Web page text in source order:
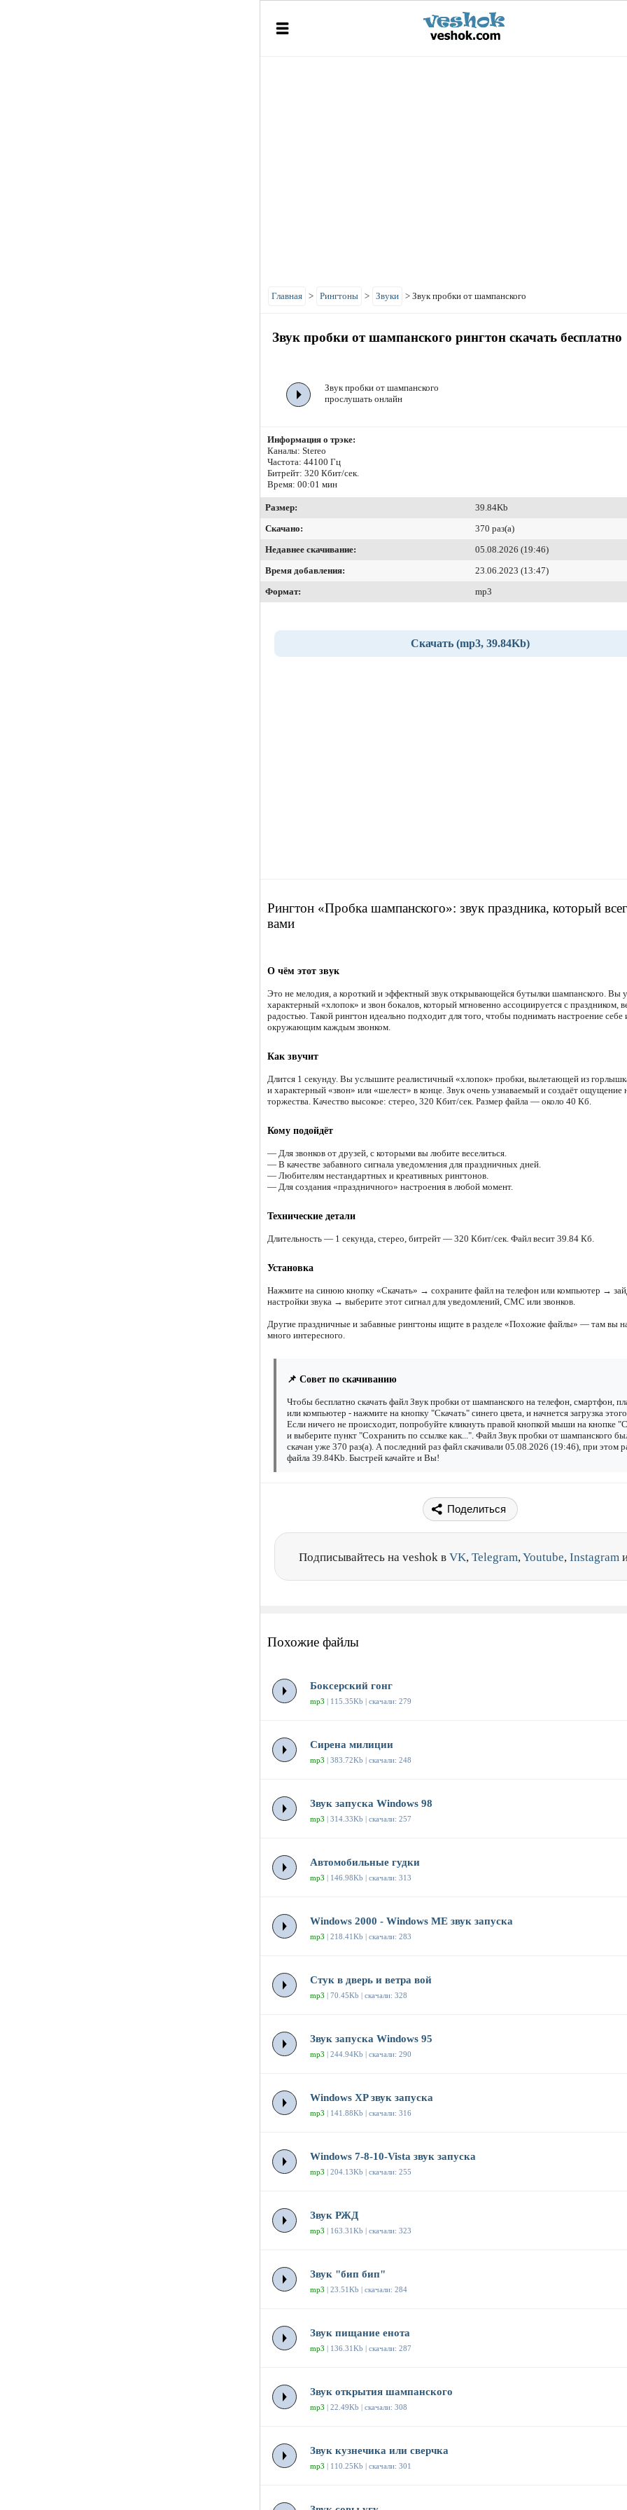
Главная > Рингтоны > Звуки > Звук пробки от шампанского
Звук пробки от шампанского рингтон скачать бесплатно
Звук пробки от шампанского
прослушать онлайн
Информация о трэке:
Каналы: Stereo
Частота: 44100 Гц
Битрейт: 320 Кбит/сек.
Время: 00:01 мин
Размер:
39.84Kb
Скачано:
370 раз(а)
Недавнее скачивание:
05.08.2026 (19:46)
Время добавления:
23.06.2023 (13:47)
Формат:
mp3
Скачать (mp3, 39.84Kb)
Рингтон «Пробка шампанского»: звук праздника, который
вами
О чём этот звук
Это не мелодия, а короткий и эффектный звук открывающейся бутылки шампанского. Вы
характерный «хлопок» и звон бокалов, который мгновенно ассоциируется с праздником,
радостью. Такой рингтон идеально подходит для того, чтобы поднимать настроение себе
окружающим каждым звонком.
Как звучит
Длится 1 секунду. Вы услышите реалистичный «хлопок» пробки, вылетающей из
и характерный «звон» или «шелест» в конце. Звук очень узнаваемый и создаёт ощущение
торжества. Качество высокое: стерео, 320 Кбит/сек. Размер файла — около 40 Кб.
Кому подойдёт
— Для звонков от друзей, с которыми вы любите веселиться.
— В качестве забавного сигнала уведомления для праздничных дней.
— Любителям нестандартных и креативных рингтонов.
— Для создания «праздничного» настроения в любой момент.
Технические детали
Длительность — 1 секунда, стерео, битрейт — 320 Кбит/сек. Файл весит 39.84 Кб.
Установка
Нажмите на синюю кнопку «Скачать» → сохраните файл на телефон или компьютер →
настройки звука → выберите этот сигнал для уведомлений, СМС или звонков.
Другие праздничные и забавные рингтоны ищите в разделе «Похожие файлы» — там вы
много интересного.
📌 Совет по скачиванию
Чтобы бесплатно скачать файл Звук пробки от шампанского на телефон, смартфон,
или компьютер - нажмите на кнопку "Скачать" синего цвета, и начнется загрузка
Если ничего не происходит, попробуйте кликнуть правой кнопкой мыши на кнопке
и выберите пункт "Сохранить по ссылке как...". Файл Звук пробки от шампанского
скачан уже 370 раз(а). А последний раз файл скачивали 05.08.2026 (19:46), при этом
файла 39.84Kb. Быстрей качайте и Вы!
Поделиться
Подписывайтесь на veshok в VK, Telegram,Youtube, Instagram
Похожие файлы
Боксерский гонг
mp3 | 115.35Kb | скачали: 279
Сирена милиции
mp3 | 383.72Kb | скачали: 248
Звук запуска Windows 98
mp3 | 314.33Kb | скачали: 257
Автомобильные гудки
mp3 | 146.98Kb | скачали: 313
Windows 2000 - Windows ME звук запуска
mp3 | 218.41Kb | скачали: 283
Стук в дверь и ветра вой
mp3 | 70.45Kb | скачали: 328
Звук запуска Windows 95
mp3 | 244.94Kb | скачали: 290
Windows XP звук запуска
mp3 | 141.88Kb | скачали: 316
Windows 7-8-10-Vista звук запуска
mp3 | 204.13Kb | скачали: 255
Звук РЖД
mp3 | 163.31Kb | скачали: 323
Звук "бип бип"
mp3 | 23.51Kb | скачали: 284
Звук пищание енота
mp3 | 136.31Kb | скачали: 287
Звук открытия шампанского
mp3 | 22.49Kb | скачали: 308
Звук кузнечика или сверчка
mp3 | 110.25Kb | скачали: 301